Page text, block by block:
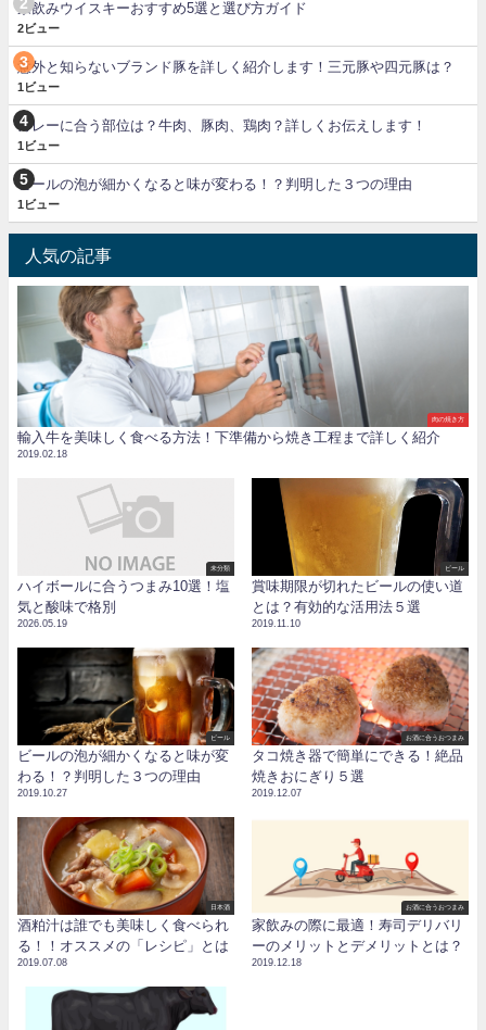
家飲みウイスキーおすすめ5選と選び方ガイド
2ビュー
意外と知らないブランド豚を詳しく紹介します！三元豚や四元豚は？
1ビュー
カレーに合う部位は？牛肉、豚肉、鶏肉？詳しくお伝えします！
1ビュー
ビールの泡が細かくなると味が変わる！？判明した３つの理由
1ビュー
人気の記事
肉の焼き方
輸入牛を美味しく食べる方法！下準備から焼き工程まで詳しく紹介
2019.02.18
未分類
ハイボールに合うつまみ10選！塩
気と酸味で格別
2026.05.19
ビール
賞味期限が切れたビールの使い道
とは？有効的な活用法５選
2019.11.10
ビール
ビールの泡が細かくなると味が変
わる！？判明した３つの理由
2019.10.27
お酒に合うおつまみ
タコ焼き器で簡単にできる！絶品
焼きおにぎり５選
2019.12.07
日本酒
酒粕汁は誰でも美味しく食べられ
る！！オススメの「レシピ」とは
2019.07.08
お酒に合うおつまみ
家飲みの際に最適！寿司デリバリ
ーのメリットとデメリットとは？
2019.12.18